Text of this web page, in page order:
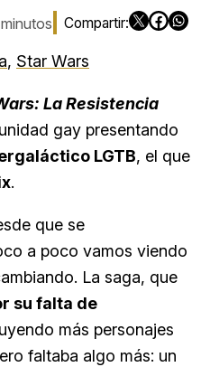
, Star Wars
La Resistencia
gay presentando
LGTB, el que
.
que se
a poco vamos viendo
La saga, que
su falta de
más personajes
faltaba algo más: un